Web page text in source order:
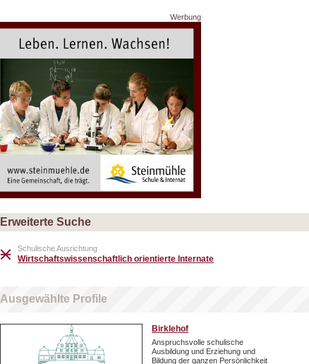
Werbung
Erweiterte Suche
Schulische Ausrichtung
Wirtschaftswissenschaftlich orientierte Internate
Ausgewählte Profile
Birklehof
Anspruchsvolle schulische
Ausbildung und Erziehung und
Bildung der ganzen Persönlichkeit